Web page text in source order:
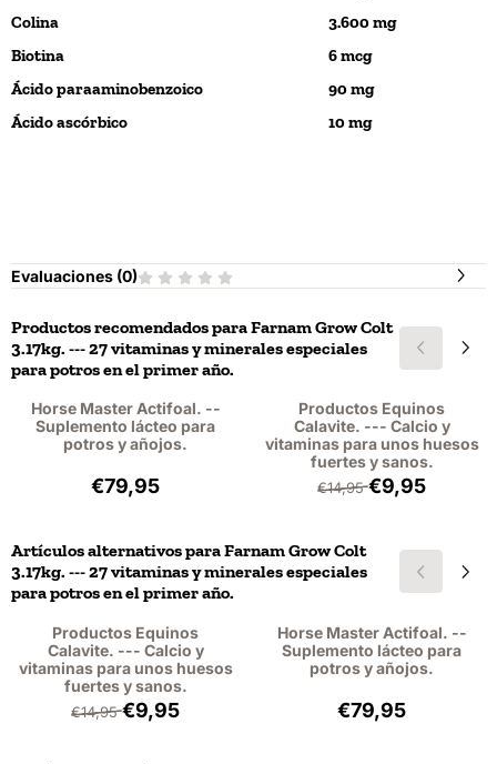
Colina
3.600 mg
Biotina
6 mcg
Ácido paraaminobenzoico
90 mg
Ácido ascórbico
10 mg
Evaluaciones (0)
Productos recomendados paraFarnam Grow Colt
3.17kg. --- 27 vitaminas y minerales especiales
para potros en el primer año.
Horse Master Actifoal. --
Suplemento lácteo para
potros y añojos.
Precio: 79,95, sin IVA: 73,35
€79,95
Productos Equinos
Calavite. --- Calcio y
vitaminas para unos huesos
fuertes y sanos.
Por 14,95 para
€14,95€9,95
Artículos alternativos paraFarnam Grow Colt
3.17kg. --- 27 vitaminas y minerales especiales
para potros en el primer año.
Productos Equinos
Calavite. --- Calcio y
vitaminas para unos huesos
fuertes y sanos.
Por 14,95 para 9,95, sin IVA: 9,13
€14,95€9,95
Horse Master Actifoal. --
Suplemento lácteo para
potros y añojos.
Precio: 79,95,
€79,95